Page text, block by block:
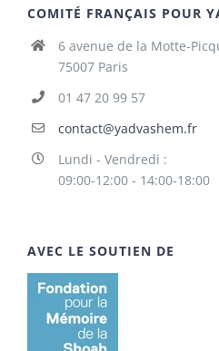
COMITÉ FRANÇAIS POUR
6 avenue de la Motte-
75007 Paris
01 47 20 99 57
contact@yadvashem.fr
Lundi - Vendredi :
09:00-12:00 - 14:00-18:00
AVEC LE SOUTIEN DE